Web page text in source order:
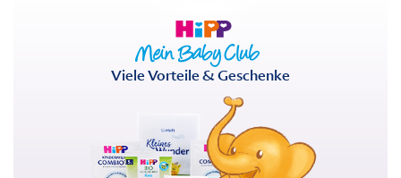
Viele Vorteile & Geschenke